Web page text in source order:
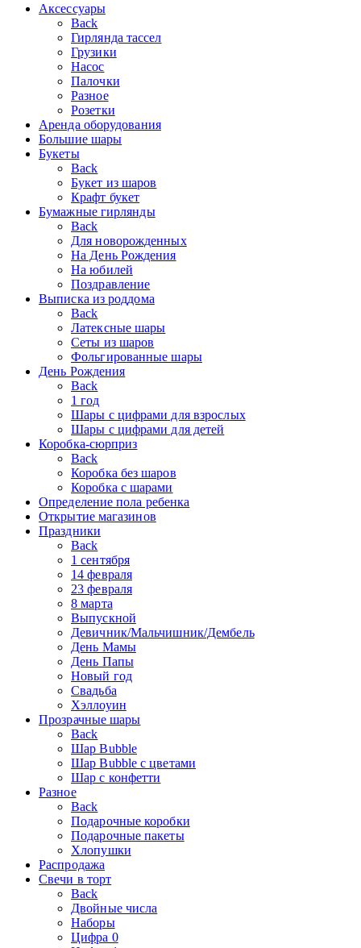
Аксессуары
Back
Гирлянда тассел
Грузики
Насос
Палочки
Разное
Розетки
Аренда оборудования
Большие шары
Букеты
Back
Букет из шаров
Крафт букет
Бумажные гирлянды
Back
Для новорожденных
На День Рождения
На юбилей
Поздравление
Выписка из роддома
Back
Латексные шары
Сеты из шаров
Фольгированные шары
День Рождения
Back
1 год
Шары с цифрами для взрослых
Шары с цифрами для детей
Коробка-сюрприз
Back
Коробка без шаров
Коробка с шарами
Определение пола ребенка
Открытие магазинов
Праздники
Back
1 сентября
14 февраля
23 февраля
8 марта
Выпускной
Девичник/Мальчишник/Дембель
День Мамы
День Папы
Новый год
Свадьба
Хэллоуин
Прозрачные шары
Back
Шар Bubble
Шар Bubble с цветами
Шар с конфетти
Разное
Back
Подарочные коробки
Подарочные пакеты
Хлопушки
Распродажа
Свечи в торт
Back
Двойные числа
Наборы
Цифра 0